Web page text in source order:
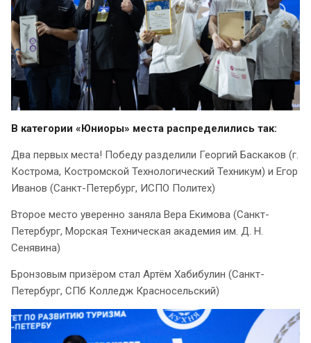
В категории «Юниоры» места распределились так:
Два первых места! Победу разделили Георгий Баскаков (г.
Кострома, Костромской Технологический Техникум) и Егор
Иванов (Санкт-Петербург, ИСПО Политех)
Второе место уверенно заняла Вера Екимова (Санкт-
Петербург, Морская Техническая академия им. Д. Н.
Сенявина)
Бронзовым призёром стал Артём Хабибулин (Санкт-
Петербург, СПб Колледж Красносельский)